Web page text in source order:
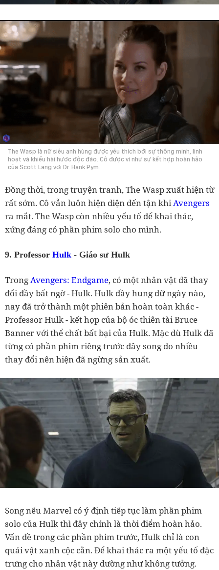
The Wasp là nữ siêu anh hùng được yêu thích bởi sự thông minh, linh
hoạt và khiếu hài hước độc đáo. Cô được ví như sự kết hợp hoàn hảo
của Scott Lang với Dr. Hank Pym.
Đồng thời, trong truyện tranh, The Wasp xuất hiện từ
rất sớm. Cô vẫn luôn hiện diện đến tận khi Avengers
ra mắt. The Wasp còn nhiều yếu tố để khai thác,
xứng đáng có phần phim solo cho mình.
9. Professor Hulk - Giáo sư Hulk
Trong Avengers: Endgame, có một nhân vật đã thay
đổi đầy bất ngờ - Hulk. Hulk đầy hung dữ ngày nào,
nay đã trở thành một phiên bản hoàn toàn khác -
Professor Hulk - kết hợp của bộ óc thiên tài Bruce
Banner với thể chất bất bại của Hulk. Mặc dù Hulk đã
từng có phần phim riêng trước đây song do nhiều
thay đổi nên hiện đã ngừng sản xuất.
Song nếu Marvel có ý định tiếp tục làm phần phim
solo của Hulk thì đây chính là thời điểm hoàn hảo.
Vấn đề trong các phần phim trước, Hulk chỉ là con
quái vật xanh cộc cằn. Để khai thác ra một yếu tố đặc
trưng cho nhân vật này dường như không tưởng.